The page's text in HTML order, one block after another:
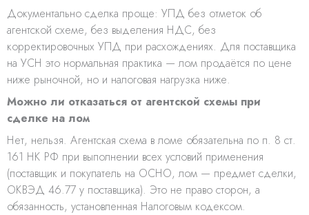
Документально сделка проще: УПД без отметок об
агентской схеме, без выделения НДС, без
корректировочных УПД при расхождениях. Для поставщика
на УСН это нормальная практика — лом продаётся по цене
ниже рыночной, но и налоговая нагрузка ниже.
Можно ли отказаться от агентской схемы при
сделке на лом
Нет, нельзя. Агентская схема в ломе обязательна по п. 8 ст.
161 НК РФ при выполнении всех условий применения
(поставщик и покупатель на ОСНО, лом — предмет сделки,
ОКВЭД 46.77 у поставщика). Это не право сторон, а
обязанность, установленная Налоговым кодексом.